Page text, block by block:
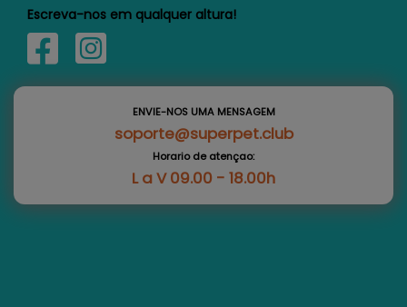
Escreva-nos em qualquer altura!
ENVIE-NOS UMA MENSAGEM
soporte@superpet.club
Horario de atençao:
L a V 09.00 - 18.00h